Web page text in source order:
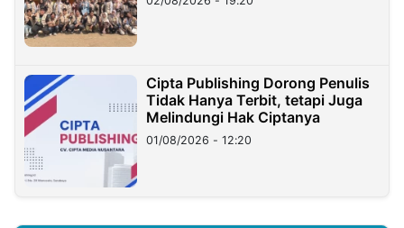
Cipta Publishing Dorong Penulis
Tidak Hanya Terbit, tetapi Juga
Melindungi Hak Ciptanya
01/08/2026 - 12:20